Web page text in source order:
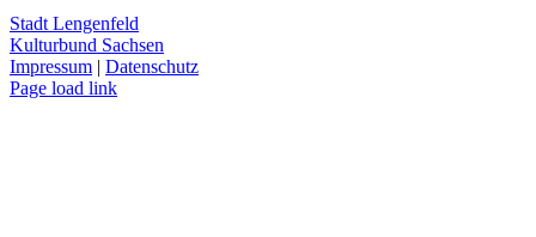
Stadt Lengenfeld
Kulturbund Sachsen
Impressum | Datenschutz
Page load link